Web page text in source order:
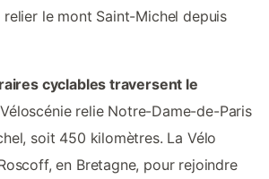
le mont Saint-Michel depuis
cyclables traversent le
relie Notre-Dame-de-Paris
soit 450 kilomètres. La Vélo
en Bretagne, pour rejoindre